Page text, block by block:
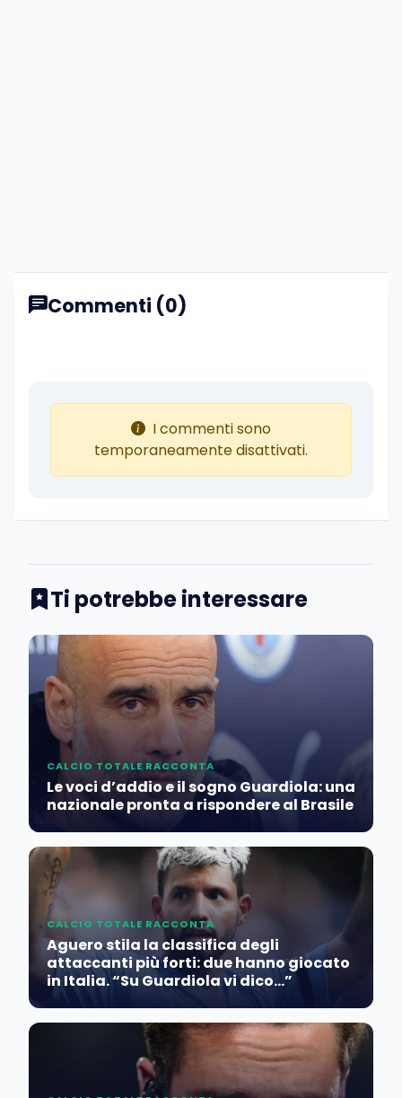
Commenti (0)
I commenti sono
temporaneamente disattivati.
Ti potrebbe interessare
CALCIO TOTALE RACCONTA
Le voci d’addio e il sogno Guardiola: una
nazionale pronta a rispondere al Brasile
CALCIO TOTALE RACCONTA
Aguero stila la classifica degli
attaccanti più forti: due hanno giocato
in Italia. “Su Guardiola vi dico…”